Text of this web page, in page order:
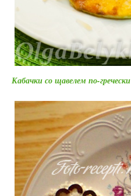
Кабачки со щавелем по-гречески